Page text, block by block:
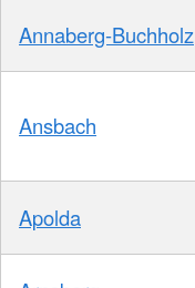
Annaberg-Buchholz
Ansbach
Apolda